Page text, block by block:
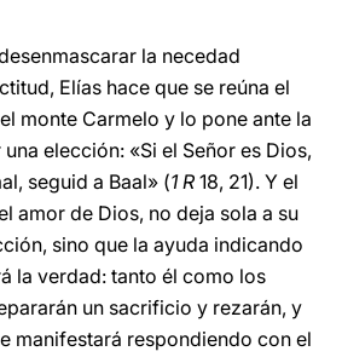
la necedad
Elías hace que se reúna el
monte Carmelo y lo pone ante la
elección: «Si el Señor es Dios,
seguid a Baal» (1 R 18, 21). Y el
amor de Dios, no deja sola a su
sino que la ayuda indicando
la verdad: tanto él como los
un sacrificio y rezarán, y
manifestará respondiendo con el